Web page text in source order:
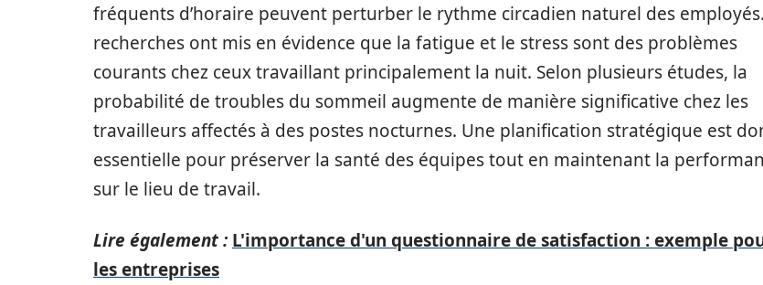
fréquents d’horaire peuvent perturber le rythme circadien naturel des
recherches ont mis en évidence que la fatigue et le stress sont des problèmes
courants chez ceux travaillant principalement la nuit. Selon plusieurs études, la
probabilité de troubles du sommeil augmente de manière significative chez les
travailleurs affectés à des postes nocturnes. Une planification stratégique est
essentielle pour préserver la santé des équipes tout en maintenant la
sur le lieu de travail.
Lire également : L'importance d'un questionnaire de satisfaction : exemple
les entreprises